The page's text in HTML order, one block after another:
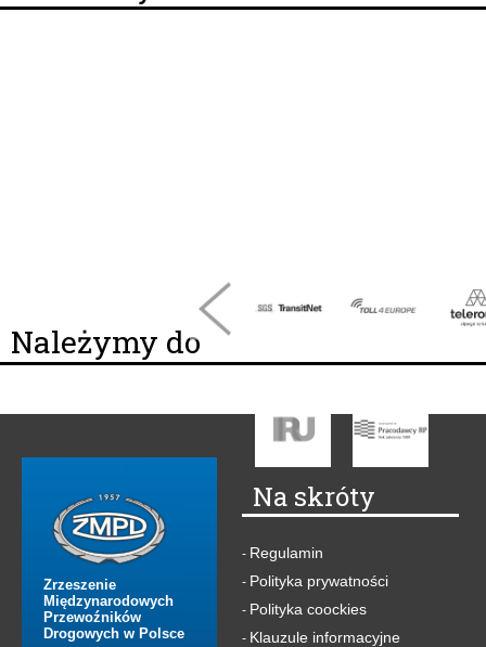
Należymy do
Zrzeszenie
Międzynarodowych
Przewoźników
Drogowych w Polsce
Na skróty
- Regulamin
- Polityka prywatności
- Polityka coockies
- Klauzule informacyjne